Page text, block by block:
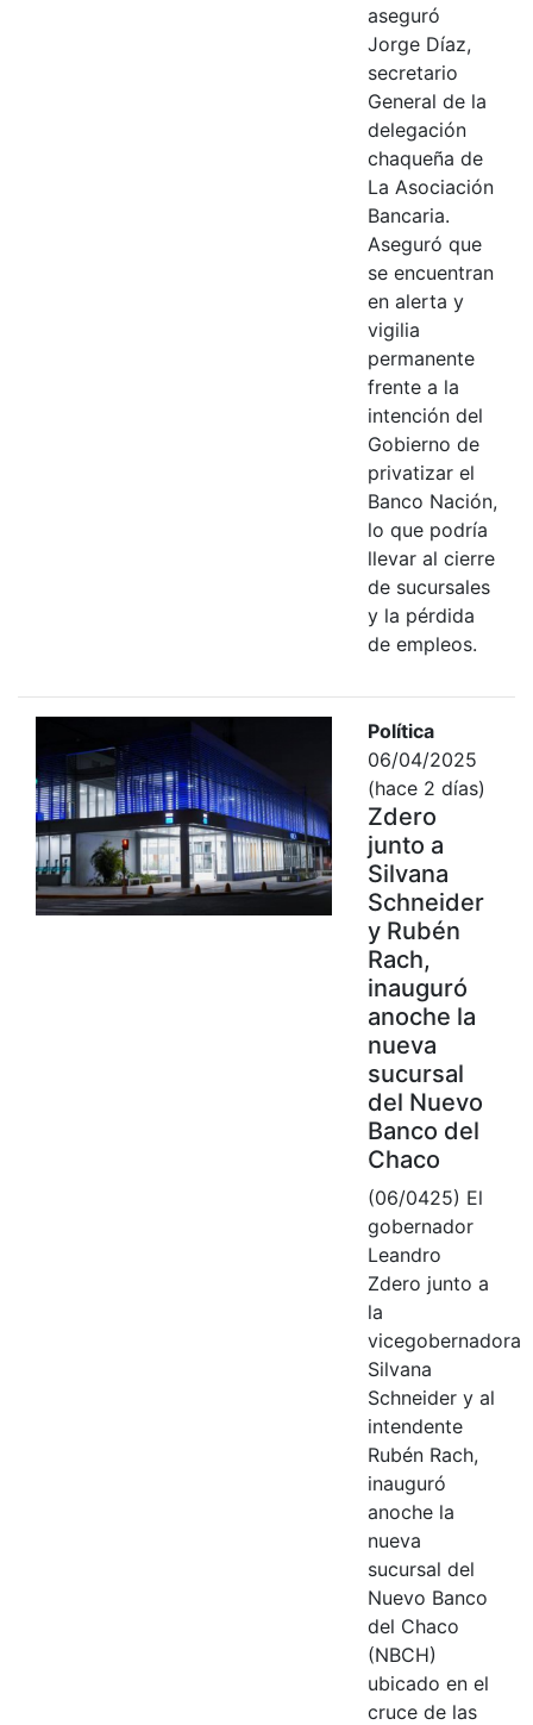
aseguró
Jorge Díaz,
secretario
General de la
delegación
chaqueña de
La Asociación
Bancaria.
Aseguró que
se encuentran
en alerta y
vigilia
permanente
frente a la
intención del
Gobierno de
privatizar el
Banco Nación,
lo que podría
llevar al cierre
de sucursales
y la pérdida
de empleos.
Política
06/04/2025
(hace 2 días)
Zdero
junto a
Silvana
Schneider
y Rubén
Rach,
inauguró
anoche la
nueva
sucursal
del Nuevo
Banco del
Chaco
(06/0425) El
gobernador
Leandro
Zdero junto a
la
vicegobernadora
Silvana
Schneider y al
intendente
Rubén Rach,
inauguró
anoche la
nueva
sucursal del
Nuevo Banco
del Chaco
(NBCH)
ubicado en el
cruce de las